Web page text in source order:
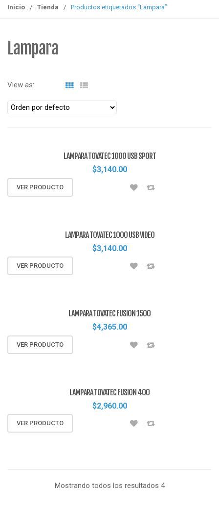
Inicio / Tienda / Productos etiquetados “Lampara”
Lampara
View as:
LAMPARA TOVATEC 1000 USB SPORT
$3,140.00
VER PRODUCTO
LAMPARA TOVATEC 1000 USB VIDEO
$3,140.00
VER PRODUCTO
LAMPARA TOVATEC FUSION 1500
$4,365.00
VER PRODUCTO
LAMPARA TOVATEC FUSION 400
$2,960.00
VER PRODUCTO
Mostrando todos los resultados 4